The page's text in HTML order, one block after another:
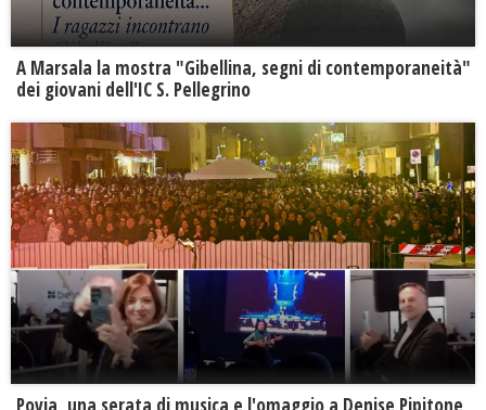
A Marsala la mostra "Gibellina, segni di contemporaneità"
dei giovani dell'IC S. Pellegrino